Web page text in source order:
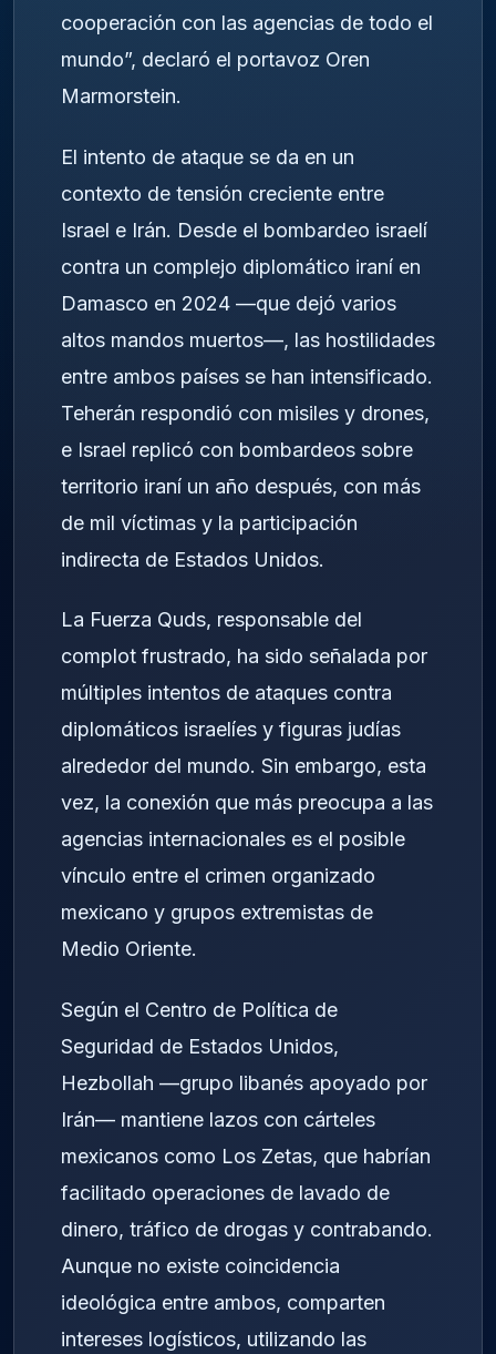
cooperación con las agencias de todo el
mundo”, declaró el portavoz Oren
Marmorstein.
El intento de ataque se da en un
contexto de tensión creciente entre
Israel e Irán. Desde el bombardeo israelí
contra un complejo diplomático iraní en
Damasco en 2024 —que dejó varios
altos mandos muertos—, las hostilidades
entre ambos países se han intensificado.
Teherán respondió con misiles y drones,
e Israel replicó con bombardeos sobre
territorio iraní un año después, con más
de mil víctimas y la participación
indirecta de Estados Unidos.
La Fuerza Quds, responsable del
complot frustrado, ha sido señalada por
múltiples intentos de ataques contra
diplomáticos israelíes y figuras judías
alrededor del mundo. Sin embargo, esta
vez, la conexión que más preocupa a las
agencias internacionales es el posible
vínculo entre el crimen organizado
mexicano y grupos extremistas de
Medio Oriente.
Según el Centro de Política de
Seguridad de Estados Unidos,
Hezbollah —grupo libanés apoyado por
Irán— mantiene lazos con cárteles
mexicanos como Los Zetas, que habrían
facilitado operaciones de lavado de
dinero, tráfico de drogas y contrabando.
Aunque no existe coincidencia
ideológica entre ambos, comparten
intereses logísticos, utilizando las